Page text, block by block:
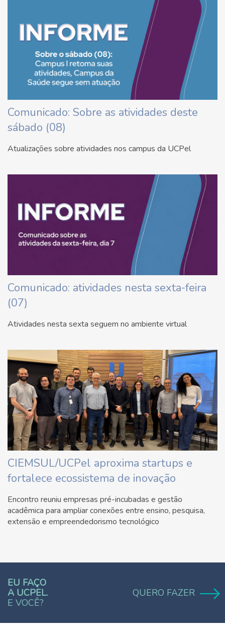
Comunicado: Sobre as atividades deste
sábado (08)
Atualizações sobre atividades nos campus da UCPel
Comunicado: atividades nesta sexta-feira
(07)
Atividades nesta sexta seguem no ambiente virtual
CIEMSUL/UCPel aproxima startups e
fortalece ecossistema de inovação
Encontro reuniu empresas pré-incubadas e gestão
acadêmica para ampliar conexões entre ensino, pesquisa,
extensão e empreendedorismo tecnológico
EU FAÇO
A UCPEL.
E VOCÊ?
QUERO FAZER